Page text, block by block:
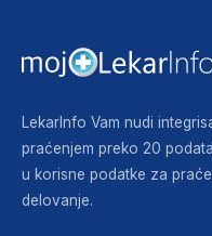
LekarInfo Vam nudi
praćenjem preko 20
u korisne podatke za
delovanje.